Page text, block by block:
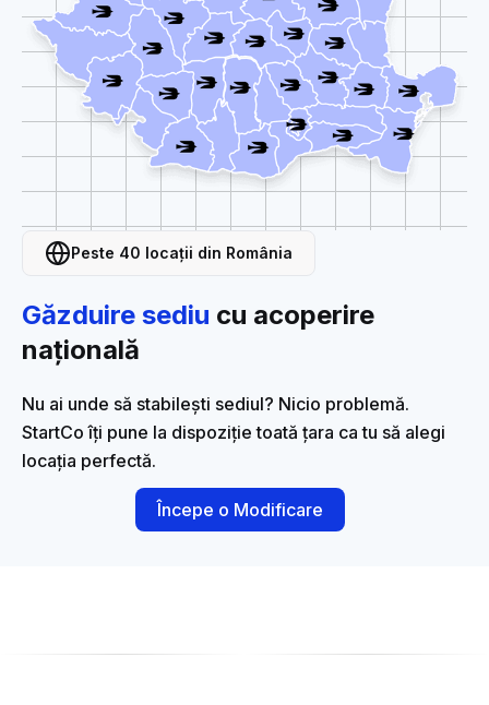
Peste 40 locații din România
Găzduire sediu cu acoperire
națională
Nu ai unde să stabilești sediul? Nicio problemă.
StartCo îți pune la dispoziție toată țara ca tu să alegi
locația perfectă.
Începe o Modificare